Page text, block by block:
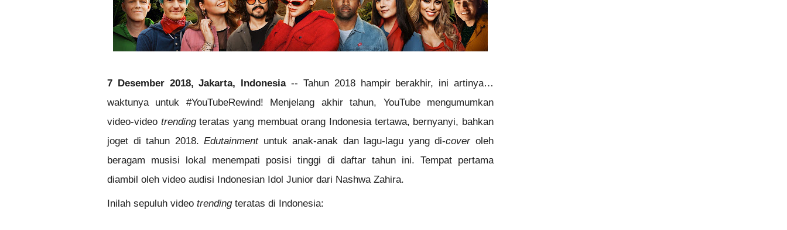
7 Desember 2018, Jakarta, Indonesia -- Tahun 2018 hampir berakhir, ini artinya…
waktunya untuk #YouTubeRewind! Menjelang akhir tahun, YouTube mengumumkan
video-video trending teratas yang membuat orang Indonesia tertawa, bernyanyi, bahkan
joget di tahun 2018. Edutainment untuk anak-anak dan lagu-lagu yang di-cover oleh
beragam musisi lokal menempati posisi tinggi di daftar tahun ini. Tempat pertama
diambil oleh video audisi Indonesian Idol Junior dari Nashwa Zahira.
Inilah sepuluh video trending teratas di Indonesia: